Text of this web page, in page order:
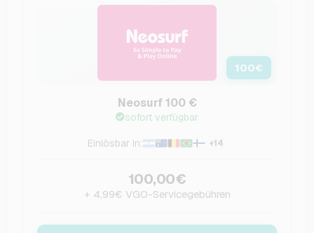
100€
Neosurf 100 €
sofort verfügbar
Einlösbar in: +14
100,00€
+ 4,99€ VGO-Servicegebühren